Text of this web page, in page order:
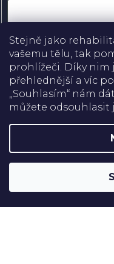
Stejně jako
vašemu tělu, tak
prohlížeči. Díky nim
přehlednější a víc
„Souhlasím“ nám
můžete odsouhlasit
Doprava
Platba
Přihlásit se